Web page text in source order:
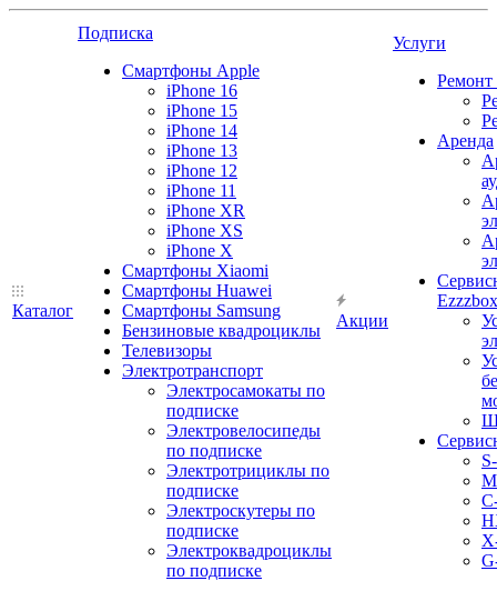
Каталог
Подписка
Смартфоны Apple
iPhone 16
iPhone 15
iPhone 14
iPhone 13
iPhone 12
iPhone 11
iPhone XR
iPhone XS
iPhone X
Смартфоны Xiaomi
Смартфоны Huawei
Смартфоны Samsung
Бензиновые квадроциклы
Телевизоры
Электротранспорт
Электросамокаты по
подписке
Электровелосипеды
по подписке
Электротрициклы по
подписке
Электроскутеры по
подписке
Электроквадроциклы
по подписке
Акции
Услуги
Ремонт
Аренда
Ezzzbox